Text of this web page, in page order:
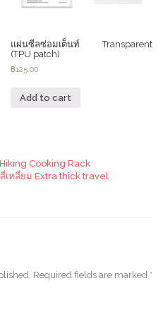
แผ่นซีลซ่อมเต็นท์ Transparent
(TPU patch)
฿125.00
Add to cart
Cooking Rack
เหลี่ยม Extra thick travel
Required fields are marked *